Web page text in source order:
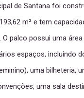
de Santana foi
m² e tem
O palco possui uma área
espaços, incluindo
uma bilheteria,
uma sala